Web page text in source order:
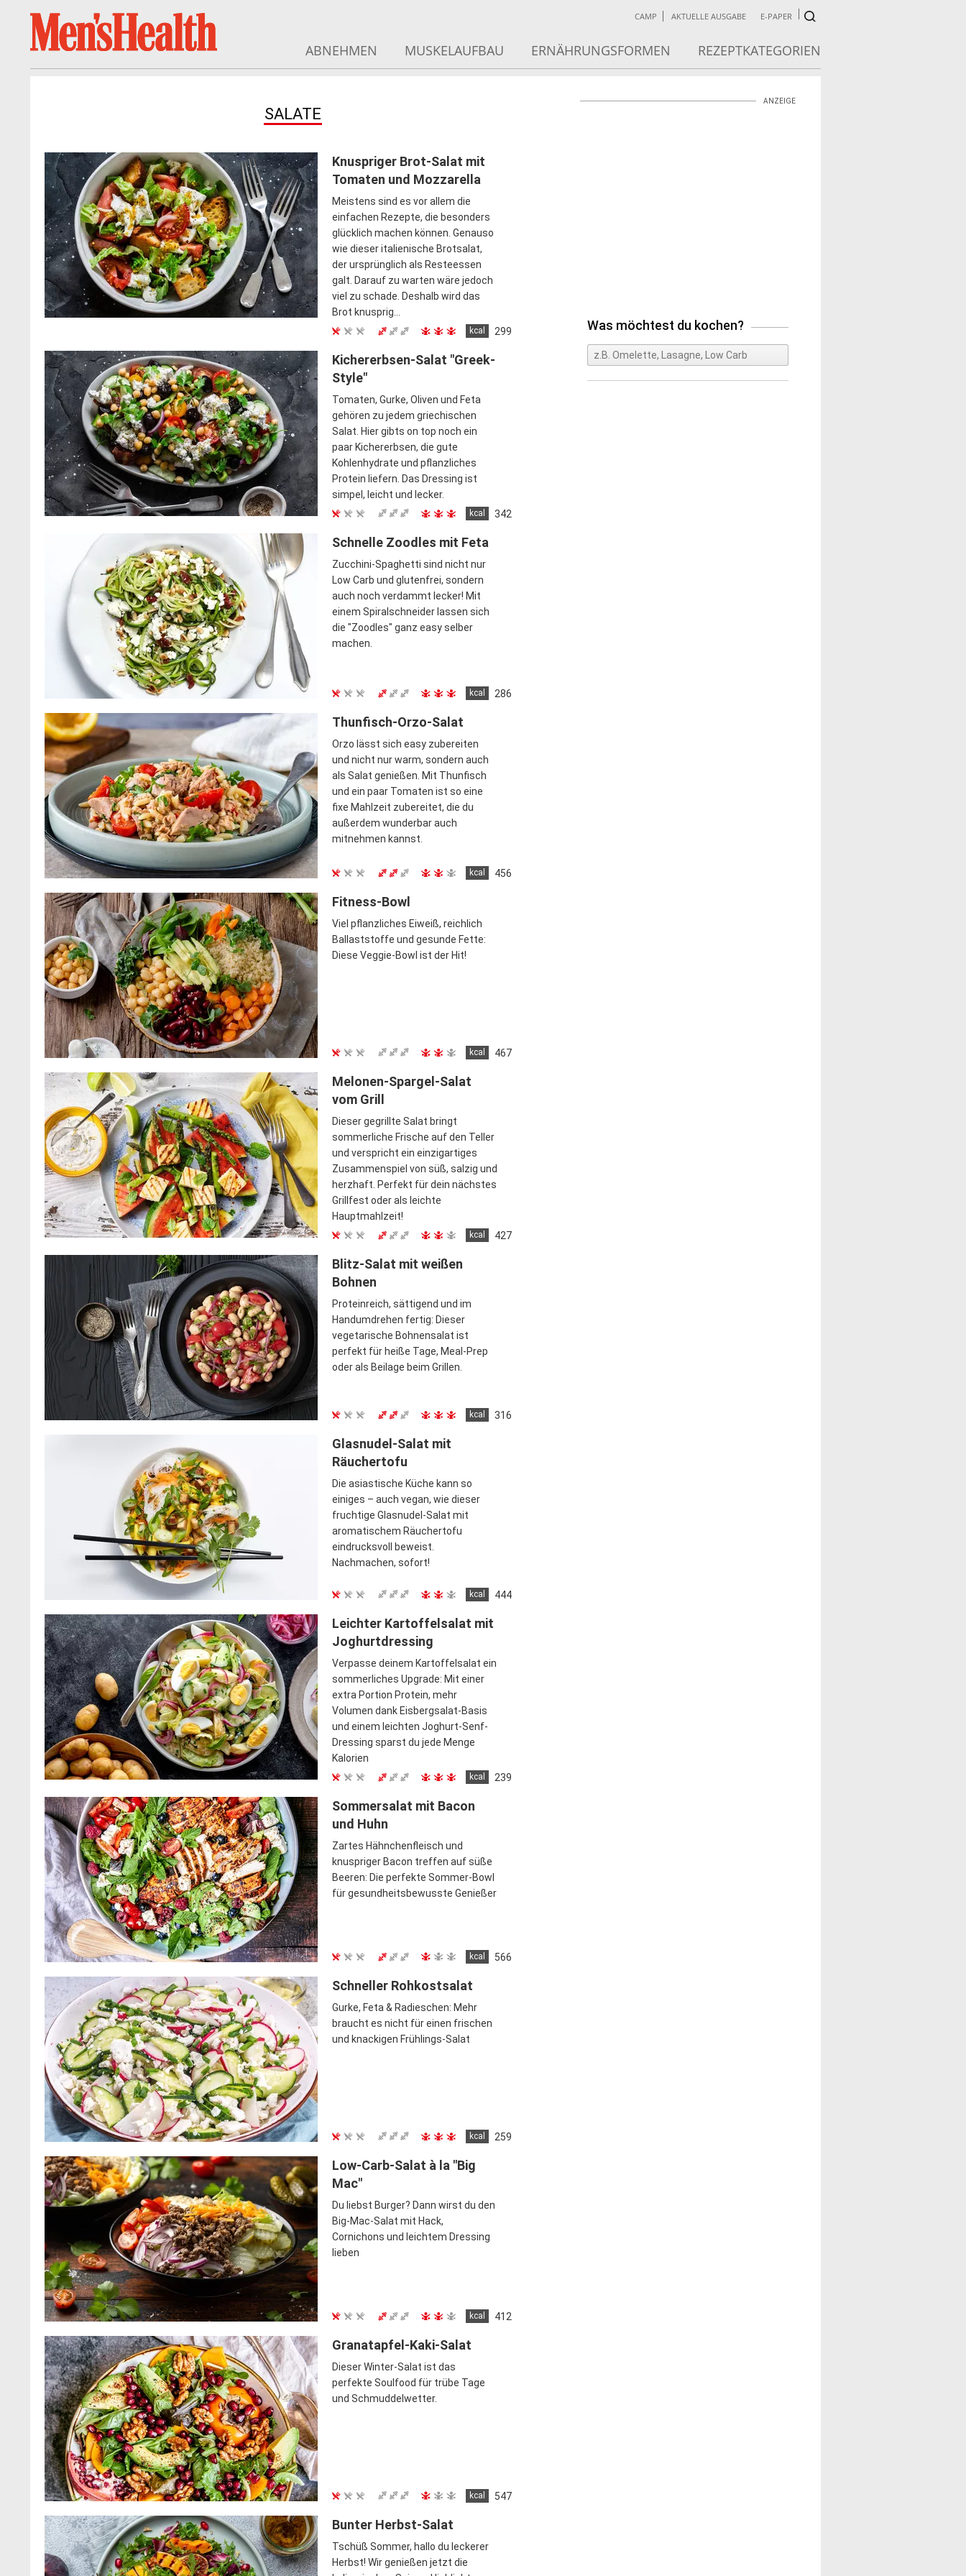
CAMP AKTUELLE AUSGABE E-PAPER
ABNEHMEN MUSKELAUFBAU ERNÄHRUNGSFORMEN REZEPTKATEGORIEN
SALATE
Knuspriger Brot-Salat mit
Tomaten und Mozzarella
Meistens sind es vor allem die
einfachen Rezepte, die besonders
glücklich machen können. Genauso
wie dieser italienische Brotsalat,
der ursprünglich als Resteessen
galt. Darauf zu warten wäre jedoch
viel zu schade. Deshalb wird das
Brot knusprig...
kcal 299
Kichererbsen-Salat "Greek-
Style"
Tomaten, Gurke, Oliven und Feta
gehören zu jedem griechischen
Salat. Hier gibts on top noch ein
paar Kichererbsen, die gute
Kohlenhydrate und pflanzliches
Protein liefern. Das Dressing ist
simpel, leicht und lecker.
kcal 342
Schnelle Zoodles mit Feta
Zucchini-Spaghetti sind nicht nur
Low Carb und glutenfrei, sondern
auch noch verdammt lecker! Mit
einem Spiralschneider lassen sich
die "Zoodles" ganz easy selber
machen.
kcal 286
Thunfisch-Orzo-Salat
Orzo lässt sich easy zubereiten
und nicht nur warm, sondern auch
als Salat genießen. Mit Thunfisch
und ein paar Tomaten ist so eine
fixe Mahlzeit zubereitet, die du
außerdem wunderbar auch
mitnehmen kannst.
kcal 456
Fitness-Bowl
Viel pflanzliches Eiweiß, reichlich
Ballaststoffe und gesunde Fette:
Diese Veggie-Bowl ist der Hit!
kcal 467
Melonen-Spargel-Salat
vom Grill
Dieser gegrillte Salat bringt
sommerliche Frische auf den Teller
und verspricht ein einzigartiges
Zusammenspiel von süß, salzig und
herzhaft. Perfekt für dein nächstes
Grillfest oder als leichte
Hauptmahlzeit!
kcal 427
Blitz-Salat mit weißen
Bohnen
Proteinreich, sättigend und im
Handumdrehen fertig: Dieser
vegetarische Bohnensalat ist
perfekt für heiße Tage, Meal-Prep
oder als Beilage beim Grillen.
kcal 316
Glasnudel-Salat mit
Räuchertofu
Die asiastische Küche kann so
einiges – auch vegan, wie dieser
fruchtige Glasnudel-Salat mit
aromatischem Räuchertofu
eindrucksvoll beweist.
Nachmachen, sofort!
kcal 444
Leichter Kartoffelsalat mit
Joghurtdressing
Verpasse deinem Kartoffelsalat ein
sommerliches Upgrade: Mit einer
extra Portion Protein, mehr
Volumen dank Eisbergsalat-Basis
und einem leichten Joghurt-Senf-
Dressing sparst du jede Menge
Kalorien
kcal 239
Sommersalat mit Bacon
und Huhn
Zartes Hähnchenfleisch und
knuspriger Bacon treffen auf süße
Beeren: Die perfekte Sommer-Bowl
für gesundheitsbewusste Genießer
kcal 566
Schneller Rohkostsalat
Gurke, Feta & Radieschen: Mehr
braucht es nicht für einen frischen
und knackigen Frühlings-Salat
kcal 259
Low-Carb-Salat à la "Big
Mac"
Du liebst Burger? Dann wirst du den
Big-Mac-Salat mit Hack,
Cornichons und leichtem Dressing
lieben
kcal 412
Granatapfel-Kaki-Salat
Dieser Winter-Salat ist das
perfekte Soulfood für trübe Tage
und Schmuddelwetter.
kcal 547
Bunter Herbst-Salat
Tschüß Sommer, hallo du leckerer
Herbst! Wir genießen jetzt die
Was möchtest du kochen?